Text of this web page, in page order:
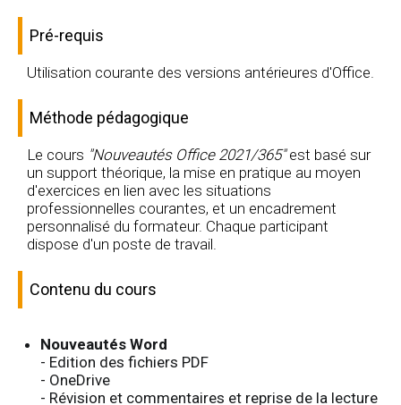
Pré-requis
Utilisation courante des versions antérieures d'Office.
Méthode pédagogique
Le cours "Nouveautés Office 2021/365"est basé sur
un support théorique, la mise en pratique au moyen
d'exercices en lien avec les situations
professionnelles courantes, et un encadrement
personnalisé du formateur. Chaque participant
dispose d'un poste de travail.
Contenu du cours
Nouveautés Word
- Edition des fichiers PDF
- OneDrive
- Révision et commentaires et reprise de la lecture